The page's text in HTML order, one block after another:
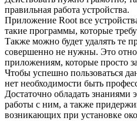
правильная работа устройства.
Приложение Root все
такие программы, которые
Также можно будет удалять те
совершенно не нужны. Это
приложениям, которые просто
Чтобы успешно пользоваться
нет необходимости быть
Достаточно обладать знаниями
работы с ним, а также
возникающих при установке